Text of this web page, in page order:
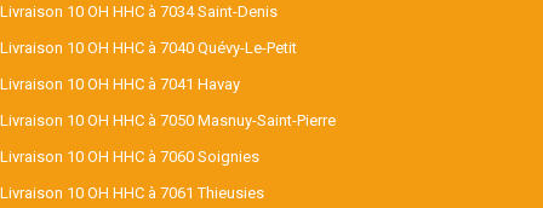
Livraison 10 OH HHC à 7034 Saint-Denis
Livraison 10 OH HHC à 7040 Quévy-Le-Petit
Livraison 10 OH HHC à 7041 Havay
Livraison 10 OH HHC à 7050 Masnuy-Saint-Pierre
Livraison 10 OH HHC à 7060 Soignies
Livraison 10 OH HHC à 7061 Thieusies